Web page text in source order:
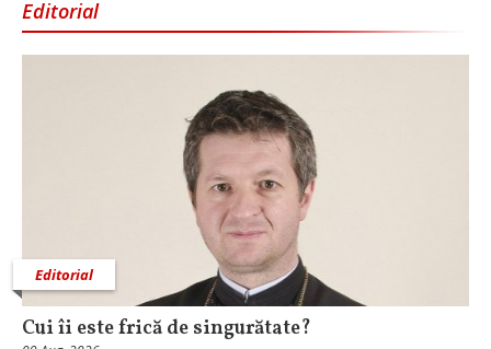
Editorial
Editorial
Cui îi este frică de singurătate?